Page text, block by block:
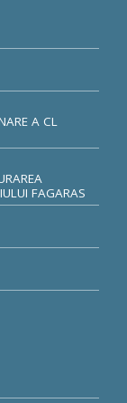
A CL
FAGARAS